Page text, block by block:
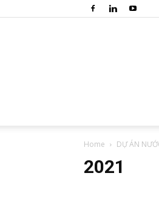
Home DỰ ÁN
2021